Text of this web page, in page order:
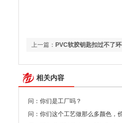
上一篇： PVC软胶钥匙扣过不了
相关内容
问：你们是工厂吗？
问：你们这个工艺做那么多颜色，